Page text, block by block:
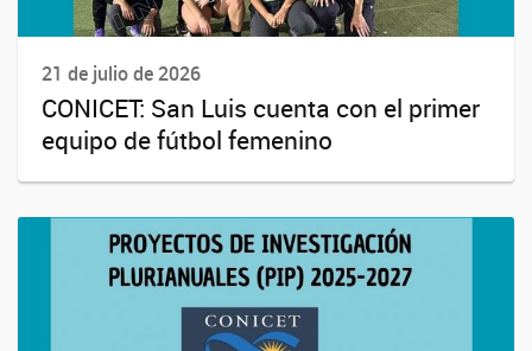
21 de julio de 2026
CONICET: San Luis cuenta con el primer
equipo de fútbol femenino